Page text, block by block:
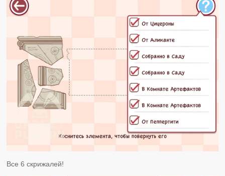
Все 6 скрижалей!